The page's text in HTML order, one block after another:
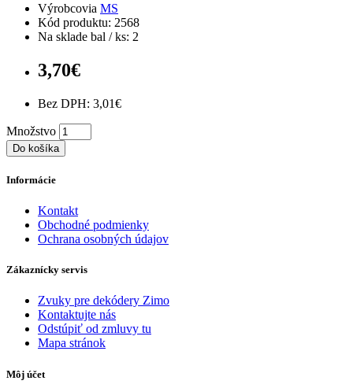
Výrobcovia MS
Kód produktu: 2568
Na sklade bal / ks: 2
3,70€
Bez DPH: 3,01€
Množstvo
Do košíka
Informácie
Kontakt
Obchodné podmienky
Ochrana osobných údajov
Zákaznícky servis
Zvuky pre dekódery Zimo
Kontaktujte nás
Odstúpiť od zmluvy tu
Mapa stránok
Môj účet